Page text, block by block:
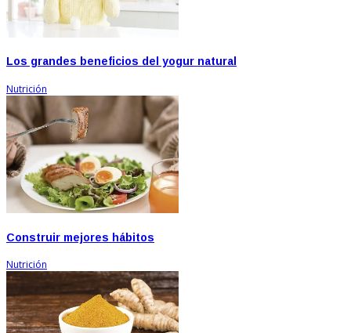
Los grandes beneficios del yogur natural
Nutrición
Construir mejores hábitos
Nutrición